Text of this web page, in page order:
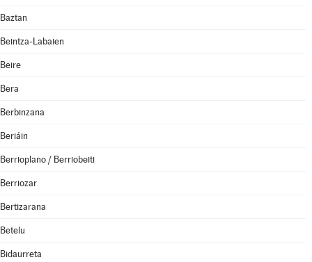
Baztan
Beintza-Labaien
Beire
Bera
Berbinzana
Beriáin
Berrioplano / Berriobeiti
Berriozar
Bertizarana
Betelu
Bidaurreta